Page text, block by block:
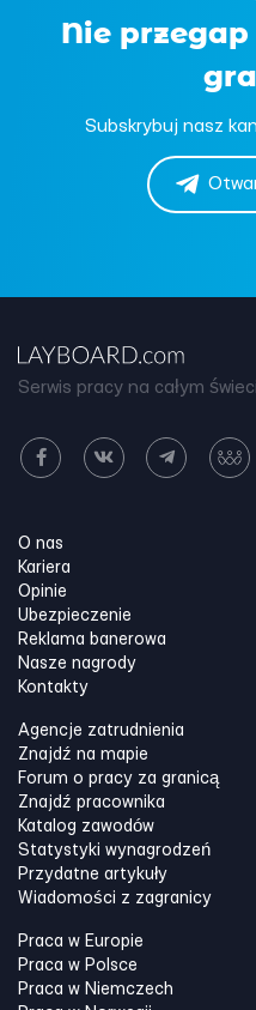
Nie
Subskrybuj nasz
Serwis pracy na całym
O nas
Kariera
Opinie
Ubezpieczenie
Reklama banerowa
Nasze nagrody
Kontakty
Agencje zatrudnienia
Znajdź na mapie
Forum o pracy za granicą
Znajdź pracownika
Katalog zawodów
Statystyki wynagrodzeń
Przydatne artykuły
Wiadomości z zagranicy
Praca w Europie
Praca w Polsce
Praca w Niemczech